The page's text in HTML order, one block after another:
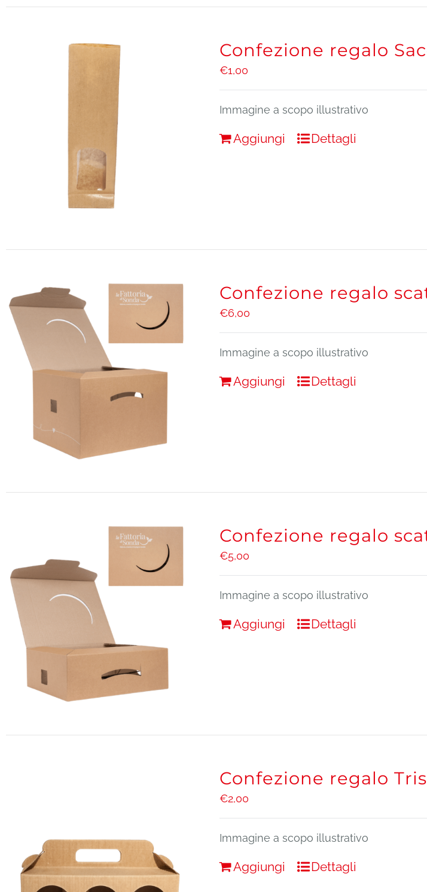
Confezione regalo
€1,00
Immagine a scopo illustrativo
Aggiungi Dettagli
Confezione regalo
€6,00
Immagine a scopo illustrativo
Aggiungi Dettagli
Confezione regalo
€5,00
Immagine a scopo illustrativo
Aggiungi Dettagli
Confezione regalo
€2,00
Immagine a scopo illustrativo
Aggiungi Dettagli